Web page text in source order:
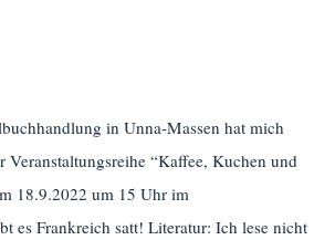
in Unna-Massen hat mich
Veranstaltungsreihe “Kaffee, Kuchen und
18.9.2022 um 15 Uhr im
es Frankreich satt! Literatur: Ich lese nicht